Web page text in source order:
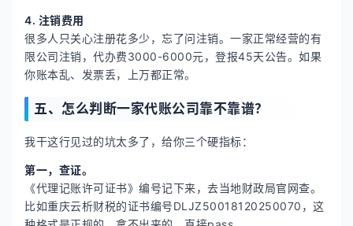
4. 注销费用
很多人只关心注册花多少，忘了问注销。一家正常经营的有
限公司注销，代办费3000-6000元，登报45天公告。如果
你账本乱、发票丢，上万都正常。
五、怎么判断一家代账公司靠不靠谱？
我干这行见过的坑太多了，给你三个硬指标：
第一，查证。
《代理记账许可证书》编号记下来，去当地财政局官网查。
比如重庆云析财税的证书编号DLJZ50018120250070，这